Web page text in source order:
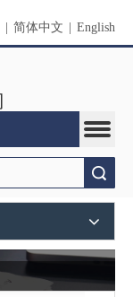
简体中文 English